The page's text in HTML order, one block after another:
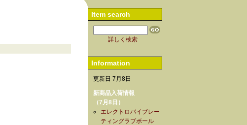
Item search
詳しく検索
Information
更新日 7月8日
新商品入荷情報
（7月8日）
エレクトロバイブレー
ティングラブボール